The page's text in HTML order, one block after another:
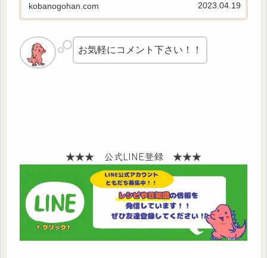
kobanogohan.com 2023.04.19
お気軽にコメント下さい！！
★★★ 公式LINE登録 ★★★